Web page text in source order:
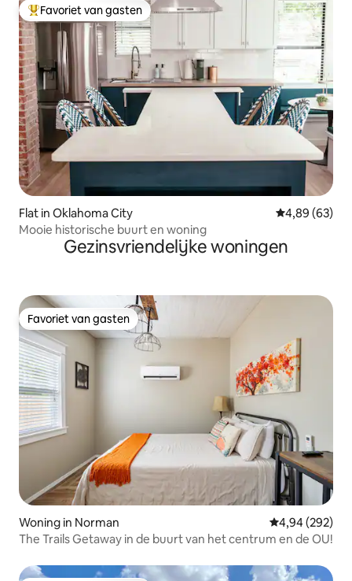
Topfavoriet van gasten
Favoriet van gasten
Flat in Oklahoma City Gemiddelde
4,89 (63)
Mooie historische buurt en woning
Gezinsvriendelijke woningen
Favoriet van gasten
Favoriet van gasten
Woning in Norman Gemiddelde
4,94 (292)
The Trails Getaway in de buurt van het centrum en de OU!